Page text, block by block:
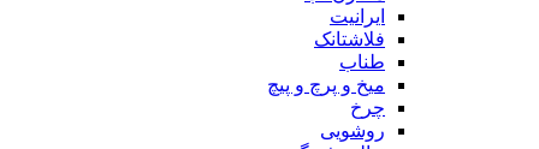
ایرانیت
فلاشتانک
طناب
میخ و پرچ و پیچ
چرخ
روشویی